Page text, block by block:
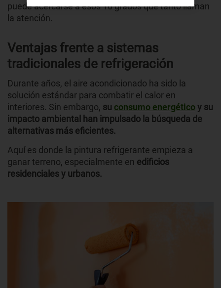
puede acercarse a esos 10 grados que tanto llaman
la atención.
Ventajas frente a sistemas
tradicionales de refrigeración
Durante años, el aire acondicionado ha sido la
solución estándar para combatir el calor en
interiores. Sin embargo, su consumo energéticoy su
impacto ambiental han impulsado la búsqueda de
alternativas más eficientes.
Aquí es donde la pintura refrigerante empieza a
ganar terreno, especialmente en edificios
residenciales y urbanos.